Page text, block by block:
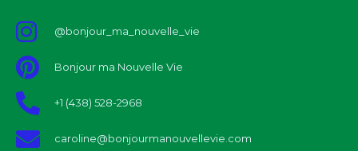
@bonjour_ma_nouvelle_vie
Bonjour ma Nouvelle Vie
+1 (438) 528-2968
caroline@bonjourmanouvellevie.com